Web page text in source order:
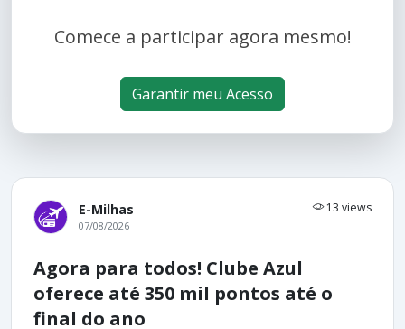
Comece a participar agora mesmo!
Garantir meu Acesso
E-Milhas 13 views
07/08/2026
Agora para todos! Clube Azul
oferece até 350 mil pontos até o
final do ano